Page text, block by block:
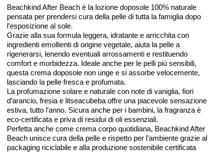
Beachkind After Beach è la lozione doposole 100% naturale
pensata per prendersi cura della pelle di tutta la famiglia dopo
l’esposizione al sole.
Grazie alla sua formula leggera, idratante e arricchita con
ingredienti emollienti di origine vegetale, aiuta la pelle a
rigenerarsi, lenendo eventuali arrossamenti e restituendo
comfort e morbidezza. Ideale anche per le pelli più sensibili,
questa crema doposole non unge e si assorbe velocemente,
lasciando la pelle fresca e profumata.
La profumazione solare e naturale con note di vaniglia, fiori
d’arancio, fresia e litseacubeba offre una piacevole sensazione
estiva, tutto l’anno. Sicura anche per i bambini, la fragranza è
eco-certificata e priva di residui di oli essenziali.
Perfetta anche come crema corpo quotidiana, Beachkind After
Beach unisce cura della pelle e rispetto per l’ambiente grazie al
packaging riciclabile e alla produzione sostenibile certificata